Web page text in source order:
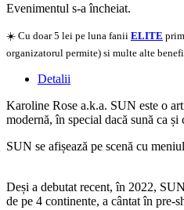
Evenimentul s-a încheiat.
☀️ Cu doar 5 lei pe luna fanii ELITE
organizatorul permite) si multe alte
Detalii
Karoline Rose a.k.a. SUN este o
modernă, în special dacă sună ca
SUN se afișează pe scenă cu
Deși a debutat recent, în 2022,
de pe 4 continente, a cântat în pre-